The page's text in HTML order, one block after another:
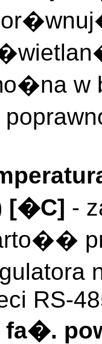
w
[�C] -
RS-
fa�.